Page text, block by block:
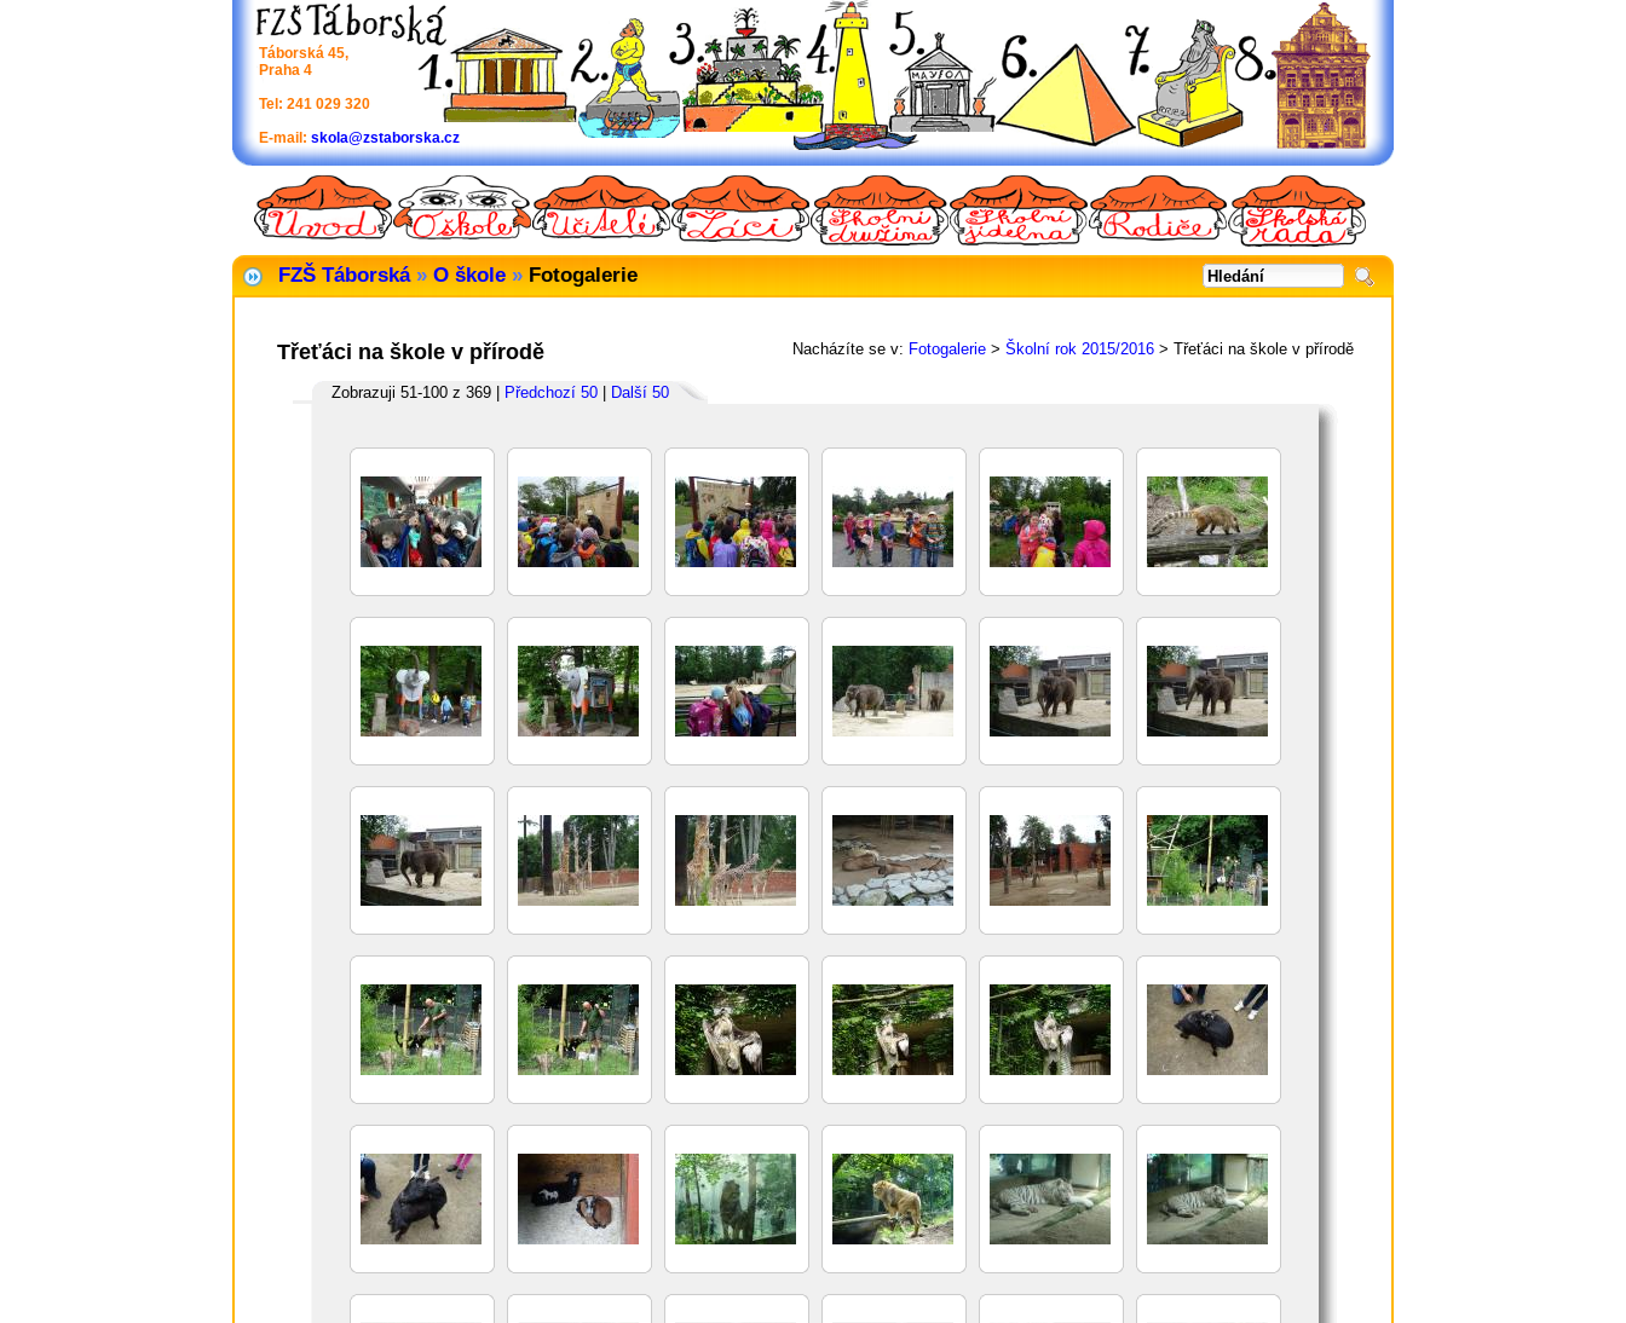
Táborská 45,
Praha 4
Tel: 241 029 320
E-mail: skola@zstaborska.cz
FZŠ Táborská » O škole » Fotogalerie
Nacházíte se v: Fotogalerie > Školní rok 2015/2016 > Třeťáci na škole v přírodě
Třeťáci na škole v přírodě
Zobrazuji 51-100 z 369 | Předchozí 50 Další 50